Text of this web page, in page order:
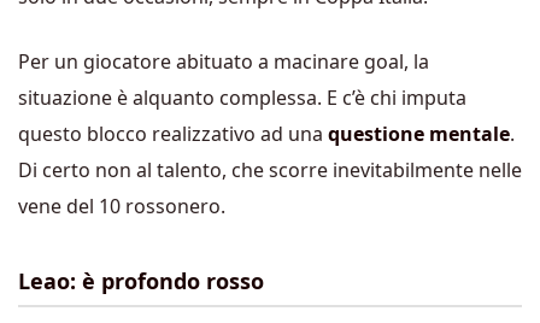
Per un giocatore abituato a macinare goal, la
situazione è alquanto complessa. E c’è chi imputa
questo blocco realizzativo ad una questione mentale.
Di certo non al talento, che scorre inevitabilmente nelle
vene del 10 rossonero.
Leao: è profondo rosso